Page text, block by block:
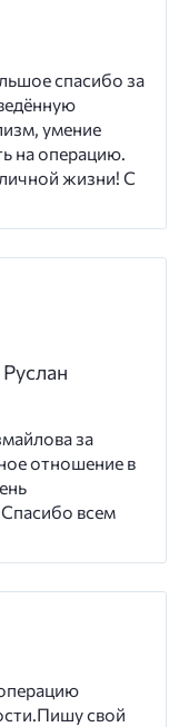
спасибо за
умение
на операцию.
жизни! С
за
отношение в
всем
свой